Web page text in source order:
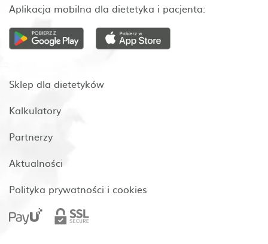
Aplikacja mobilna dla dietetyka i pacjenta:
Sklep dla dietetyków
Kalkulatory
Partnerzy
Aktualności
Polityka prywatności i cookies